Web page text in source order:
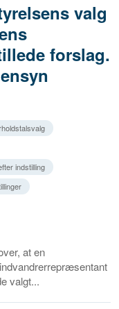
valg
forslag.
indstilling
at en
valgt...